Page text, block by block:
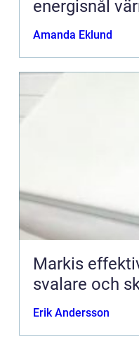
energisnål
Amanda Eklund
Markis effektivt solskydd för ett
svalare och
Erik Andersson